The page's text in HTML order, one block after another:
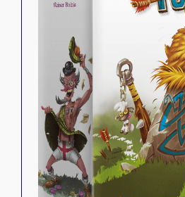
Naruto
Autres
Tapis de